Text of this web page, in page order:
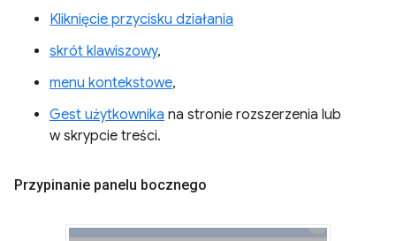
Kliknięcie przycisku działania
skrót klawiszowy,
menu kontekstowe,
Gest użytkownika na stronie rozszerzenia lub
w skrypcie treści.
Przypinanie panelu bocznego